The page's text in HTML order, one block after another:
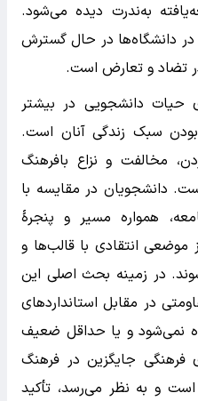
به‌ندرت دیده می‌شود.
دانشگاه‌ها در حال گسترش
تضاد و تعارض است.
حیات دانشجویی در بیشتر
سبک زندگی آنان است.
مخالفت و نزاع بافرهنگ
دانشجویان در مقایسه با
همواره مسیر و پنجرۀ
موضعی انتقادی با قالب‌ها و
در زمینه بحث اصلی این
در مقابل استانداردهای
نمی‌شود و یا حداقل ضعیف
جایگزین در فرهنگ
و به نظر می‌رسد، تأکید